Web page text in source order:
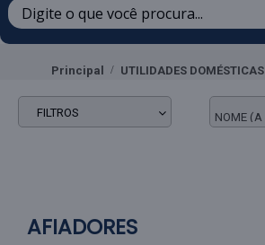
Principal UTILIDADES DOMÉSTICAS
FILTROS
AFIADORES